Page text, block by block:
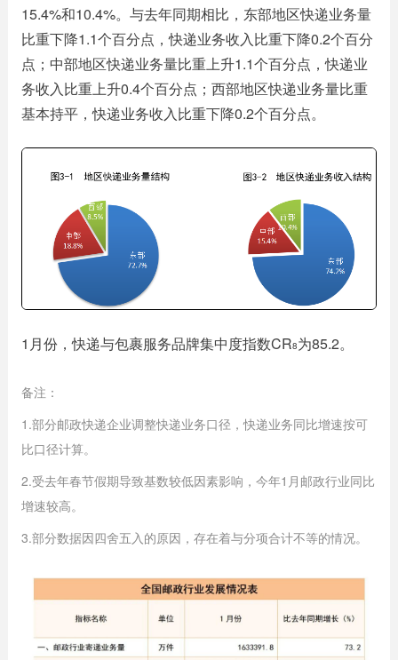
15.4%和10.4%。与去年同期相比，东部地区快递业务量
比重下降1.1个百分点，快递业务收入比重下降0.2个百分
点；中部地区快递业务量比重上升1.1个百分点，快递业
务收入比重上升0.4个百分点；西部地区快递业务量比重
基本持平，快递业务收入比重下降0.2个百分点。
1月份，快递与包裹服务品牌集中度指数CR8为85.2。
备注：
1.部分邮政快递企业调整快递业务口径，快递业务同比增速按可
比口径计算。
2.受去年春节假期导致基数较低因素影响，今年1月邮政行业同比
增速较高。
3.部分数据因四舍五入的原因，存在着与分项合计不等的情况。